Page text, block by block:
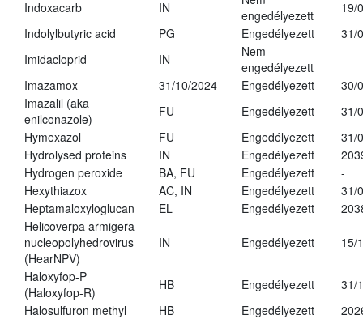
Indoxacarb
IN
engedélyezett
19/
Indolylbutyric acid
PG Engedélyezett
31/
Imidacloprid
IN
Nem
engedélyezett
Imazamox
31/10/2024 Engedélyezett
30/
Imazalil (aka
enilconazole)
FU Engedélyezett
31/
Hymexazol
FU Engedélyezett
31/
Hydrolysed proteins
IN Engedélyezett
Hydrogen peroxide
BA, FU Engedélyezett
-
Hexythiazox
AC, IN Engedélyezett
31/
Heptamaloxyloglucan
EL Engedélyezett
Helicoverpa armigera
nucleopolyhedrovirus
(HearNPV)
IN Engedélyezett 15/
Haloxyfop-P
(Haloxyfop-R)
HB Engedélyezett
31/
Halosulfuron methyl
HB Engedélyezett